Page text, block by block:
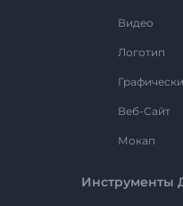
Видео
Логотип
Веб-Сайт
Мокап
Инструменты